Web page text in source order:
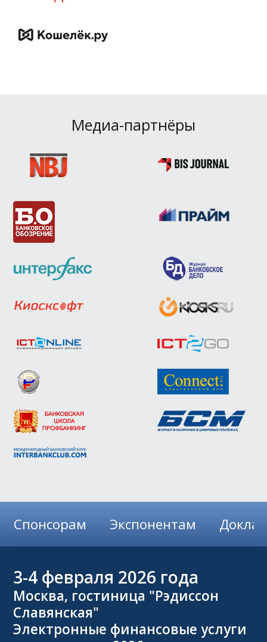
Медиа-партнёры
Спонсорам Экспонентам
3-4 февраля 2026 года
Москва, гостиница "Рэдиссон
Славянская"
Электронные финансовые услуги